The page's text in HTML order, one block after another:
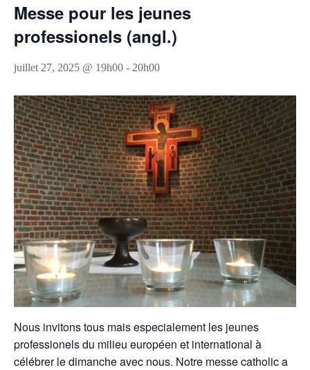
Messe pour les jeunes
professionels (angl.)
juillet 27, 2025 @ 19h00 - 20h00
Nous invitons tous mais especialement les jeunes
professionels du milieu européen et international à
célébrer le dimanche avec nous. Notre messe catholic a